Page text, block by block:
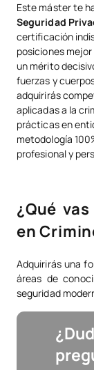
Este máster te
Seguridad
certificación
posiciones
un mérito
fuerzas y
adquirirás
aplicadas a la
prácticas en
metodología
profesional y
¿Qué
en
Adquirirás una
áreas de
seguridad